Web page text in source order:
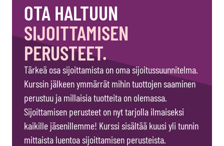
OTA HALTUUN
SIJOITTAMISEN
PERUSTEET.
Tärkeä osa sijoittamista on oma sijoitussuunnitelma.
Kurssin jälkeen ymmärrät mihin tuottojen saaminen
perustuu ja millaisia tuotteita on olemassa.
Sijoittamisen perusteet on nyt tarjolla ilmaiseksi
kaikille jäsenillemme! Kurssi sisältää kuusi yli tunnin
mittaista luentoa sijoittamisen perusteista.